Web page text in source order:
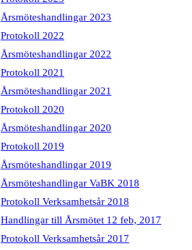
Årsmöteshandlingar 2023
Protokoll 2022
Årsmöteshandlingar 2022
Protokoll 2021
Årsmöteshandlingar 2021
Protokoll 2020
Årsmöteshandlingar 2020
Protokoll 2019
Årsmöteshandlingar 2019
Årsmöteshandlingar VaBK 2018
Protokoll Verksamhetsår 2018
Handlingar till Årsmötet 12 feb, 2017
Protokoll Verksamhetsår 2017